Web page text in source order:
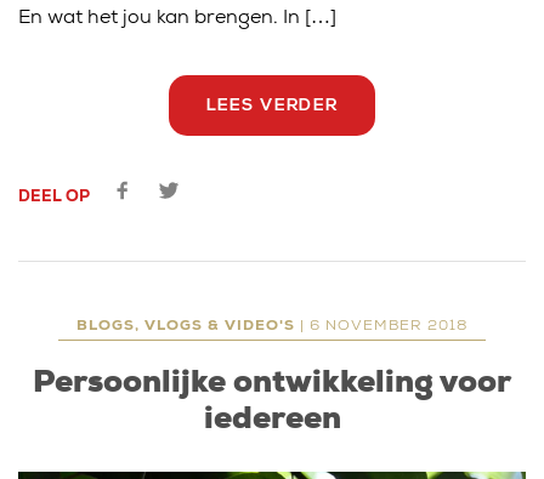
En wat het jou kan brengen. In […]
LEES VERDER
DEEL OP
BLOGS, VLOGS & VIDEO'S | 6 NOVEMBER 2018
Persoonlijke ontwikkeling voor
iedereen